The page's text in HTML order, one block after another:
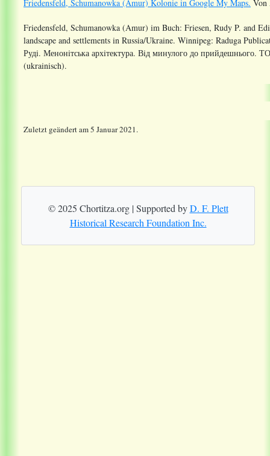
Friedensfeld, Schumanowka (Amur) Kolonie in Google My Maps. Von
Friedensfeld, Schumanowka (Amur) im Buch: Friesen, Rudy P. and
landscape and settlements in Russia/Ukraine. Winnipeg: Raduga
Рудi. Менонiтська архiтектура. Вiд минулого до
(ukrainisch).
Zuletzt geändert am 5 Januar 2021.
© 2025 Chortitza.org | Supported byD. F. Plett
Historical Research Foundation Inc.